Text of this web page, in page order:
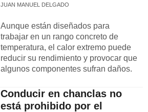
JUAN MANUEL DELGADO
Aunque están diseñados para
trabajar en un rango concreto de
temperatura, el calor extremo puede
reducir su rendimiento y provocar que
algunos componentes sufran daños.
Conducir en chanclas no
está prohibido por el